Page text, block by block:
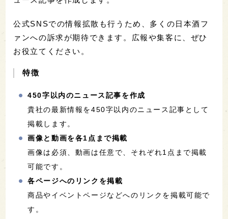
公式SNSでの情報拡散も行うため、多くの日本酒フ
ァンへの訴求が期待できます。広報や集客に、ぜひ
お役立てください。
特徴
450字以内のニュース記事を作成
貴社の最新情報を450字以内のニュース記事として
掲載します。
画像と動画を各1点まで掲載
画像は必須、動画は任意で、それぞれ1点まで掲載
可能です。
各ページへのリンクを掲載
商品やイベントページなどへのリンクを掲載可能で
す。